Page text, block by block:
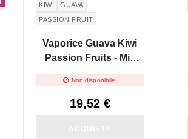
KIWI
GUAVA
PASSION FRUIT
Vaporice Guava Kiwi
Passion Fruits - Mix
 Non disponibile!
19,52 €